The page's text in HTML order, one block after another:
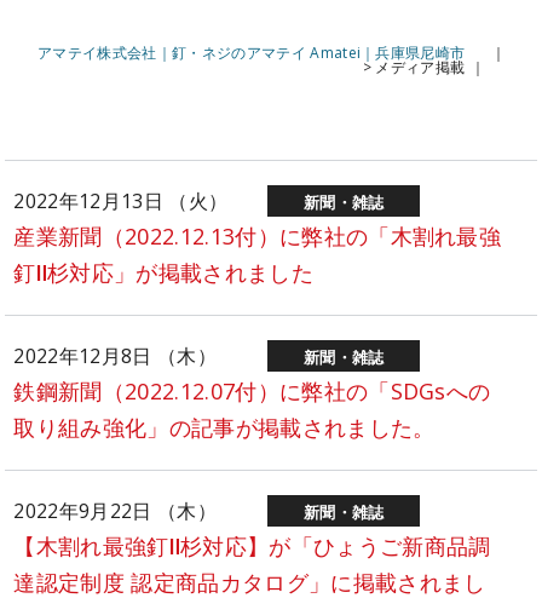
アマテイ株式会社｜釘・ネジのアマテイ Amatei｜兵庫県尼崎市
>メディア掲載
2022年12月13日 （火） 新聞・雑誌
産業新聞（2022.12.13付）に弊社の「木割れ最強
釘Ⅱ杉対応」が掲載されました
2022年12月8日 （木） 新聞・雑誌
鉄鋼新聞（2022.12.07付）に弊社の「SDGsへの
取り組み強化」の記事が掲載されました。
2022年9月22日 （木） 新聞・雑誌
【木割れ最強釘Ⅱ杉対応】が「ひょうご新商品調
達認定制度 認定商品カタログ」に掲載されまし